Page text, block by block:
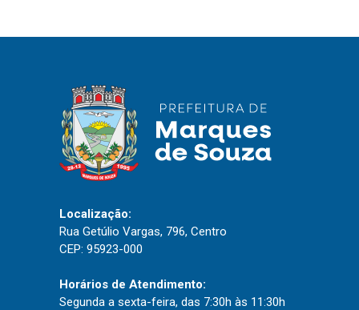
Localização:
Rua Getúlio Vargas, 796, Centro
CEP: 95923-000
Horários de Atendimento:
Segunda a sexta-feira, das 7:30h às 11:30h